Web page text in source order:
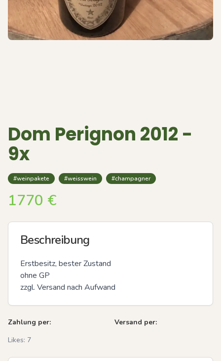
Dom Perignon 2012 -
9x
#weinpakete #weisswein #champagner
1770 €
Beschreibung
Erstbesitz, bester Zustand
ohne GP
zzgl. Versand nach Aufwand
Zahlung per:
Versand per:
Likes: 7